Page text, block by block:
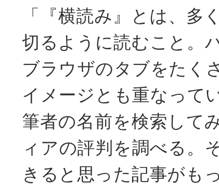
「『横読み』とは、多
切るように読むこと。
ブラウザのタブをたく
イメージとも重なって
筆者の名前を検索して
ィアの評判を調べる。
きると思った記事がも